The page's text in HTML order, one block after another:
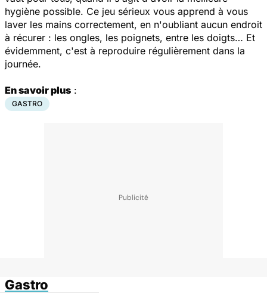
hygiène possible. Ce jeu sérieux vous apprend à vous
laver les mains correctement, en n'oubliant aucun endroit
à récurer : les ongles, les poignets, entre les doigts… Et
évidemment, c'est à reproduire régulièrement dans la
journée.
En savoir plus :
GASTRO
Gastro